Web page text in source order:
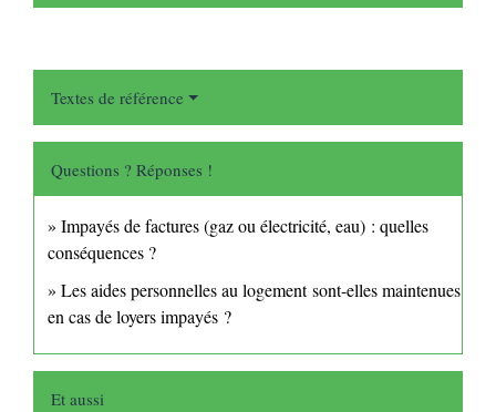
Textes de référence
Questions ? Réponses !
Impayés de factures (gaz ou électricité, eau) : quelles
conséquences ?
Les aides personnelles au logement sont-elles maintenues
en cas de loyers impayés ?
Et aussi